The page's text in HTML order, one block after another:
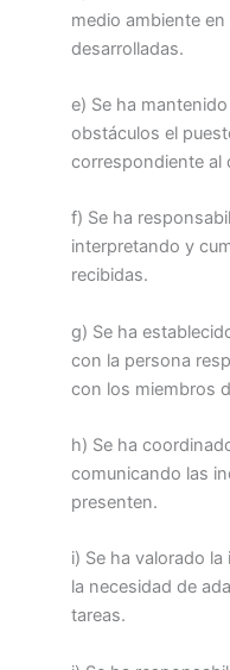
medio ambiente
desarrolladas.
e) Se ha
obstáculos el
correspondiente al
f) Se ha
interpretando y
recibidas.
g) Se ha
con la persona
con los miembros
h) Se ha
comunicando las
presenten.
i) Se ha valorado
la necesidad de
tareas.